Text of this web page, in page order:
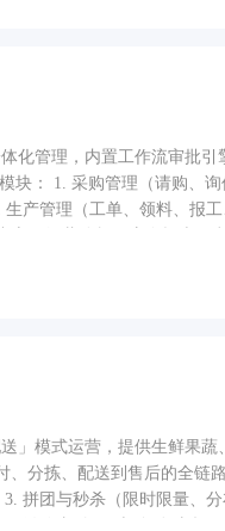
化管理，内置工作流审批引
产管理（工单、领料、报
」模式运营，提供生鲜果蔬
后的全链路。 主要功能模块： 1.
拼团与秒杀（限时限量、